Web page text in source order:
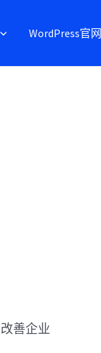
WordPress官网
善企业